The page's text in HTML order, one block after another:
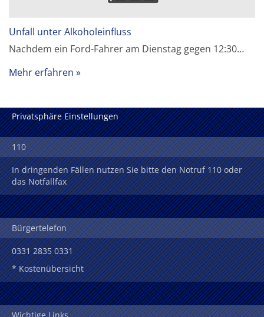
Unfall unter Alkoholeinfluss
Nachdem ein Ford-Fahrer am Dienstag gegen 12:30…
Mehr erfahren
Privatsphäre Einstellungen
110
In dringenden Fällen nutzen Sie bitte den Notruf 110 oder
das Notfallfax
Bürgertelefon
0331 2835 0331
* Kostenübersicht